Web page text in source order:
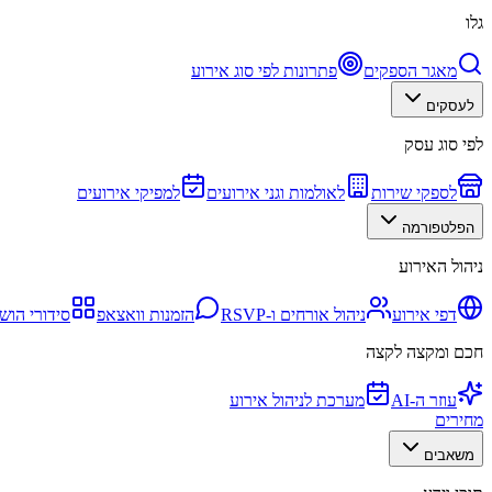
גלו
מאגר הספקים פתרונות לפי סוג אירוע
לעסקים
לפי סוג עסק
לספקי שירות לאולמות וגני אירועים למפיקי אירועים
הפלטפורמה
ניהול האירוע
דפי אירוע ניהול אורחים ו-RSVP הזמנות וואצאפ סידורי
חכם ומקצה לקצה
עוזר ה-AI
מערכת לניהול אירוע
מחירים
משאבים